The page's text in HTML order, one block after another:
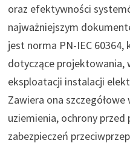
oraz efektywności
najważniejszym
jest norma PN-IEC
dotyczące projektowania,
eksploatacji instalacji
Zawiera ona
uziemienia, ochrony
zabezpieczeń